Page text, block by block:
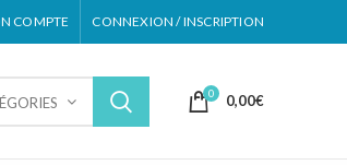
COMPTE CONNEXION / INSCRIPTION
0 0,00€